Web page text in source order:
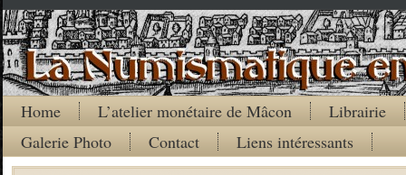
Home L’atelier monétaire de Mâcon
Librairie
Galerie Photo
Contact Liens intéressants